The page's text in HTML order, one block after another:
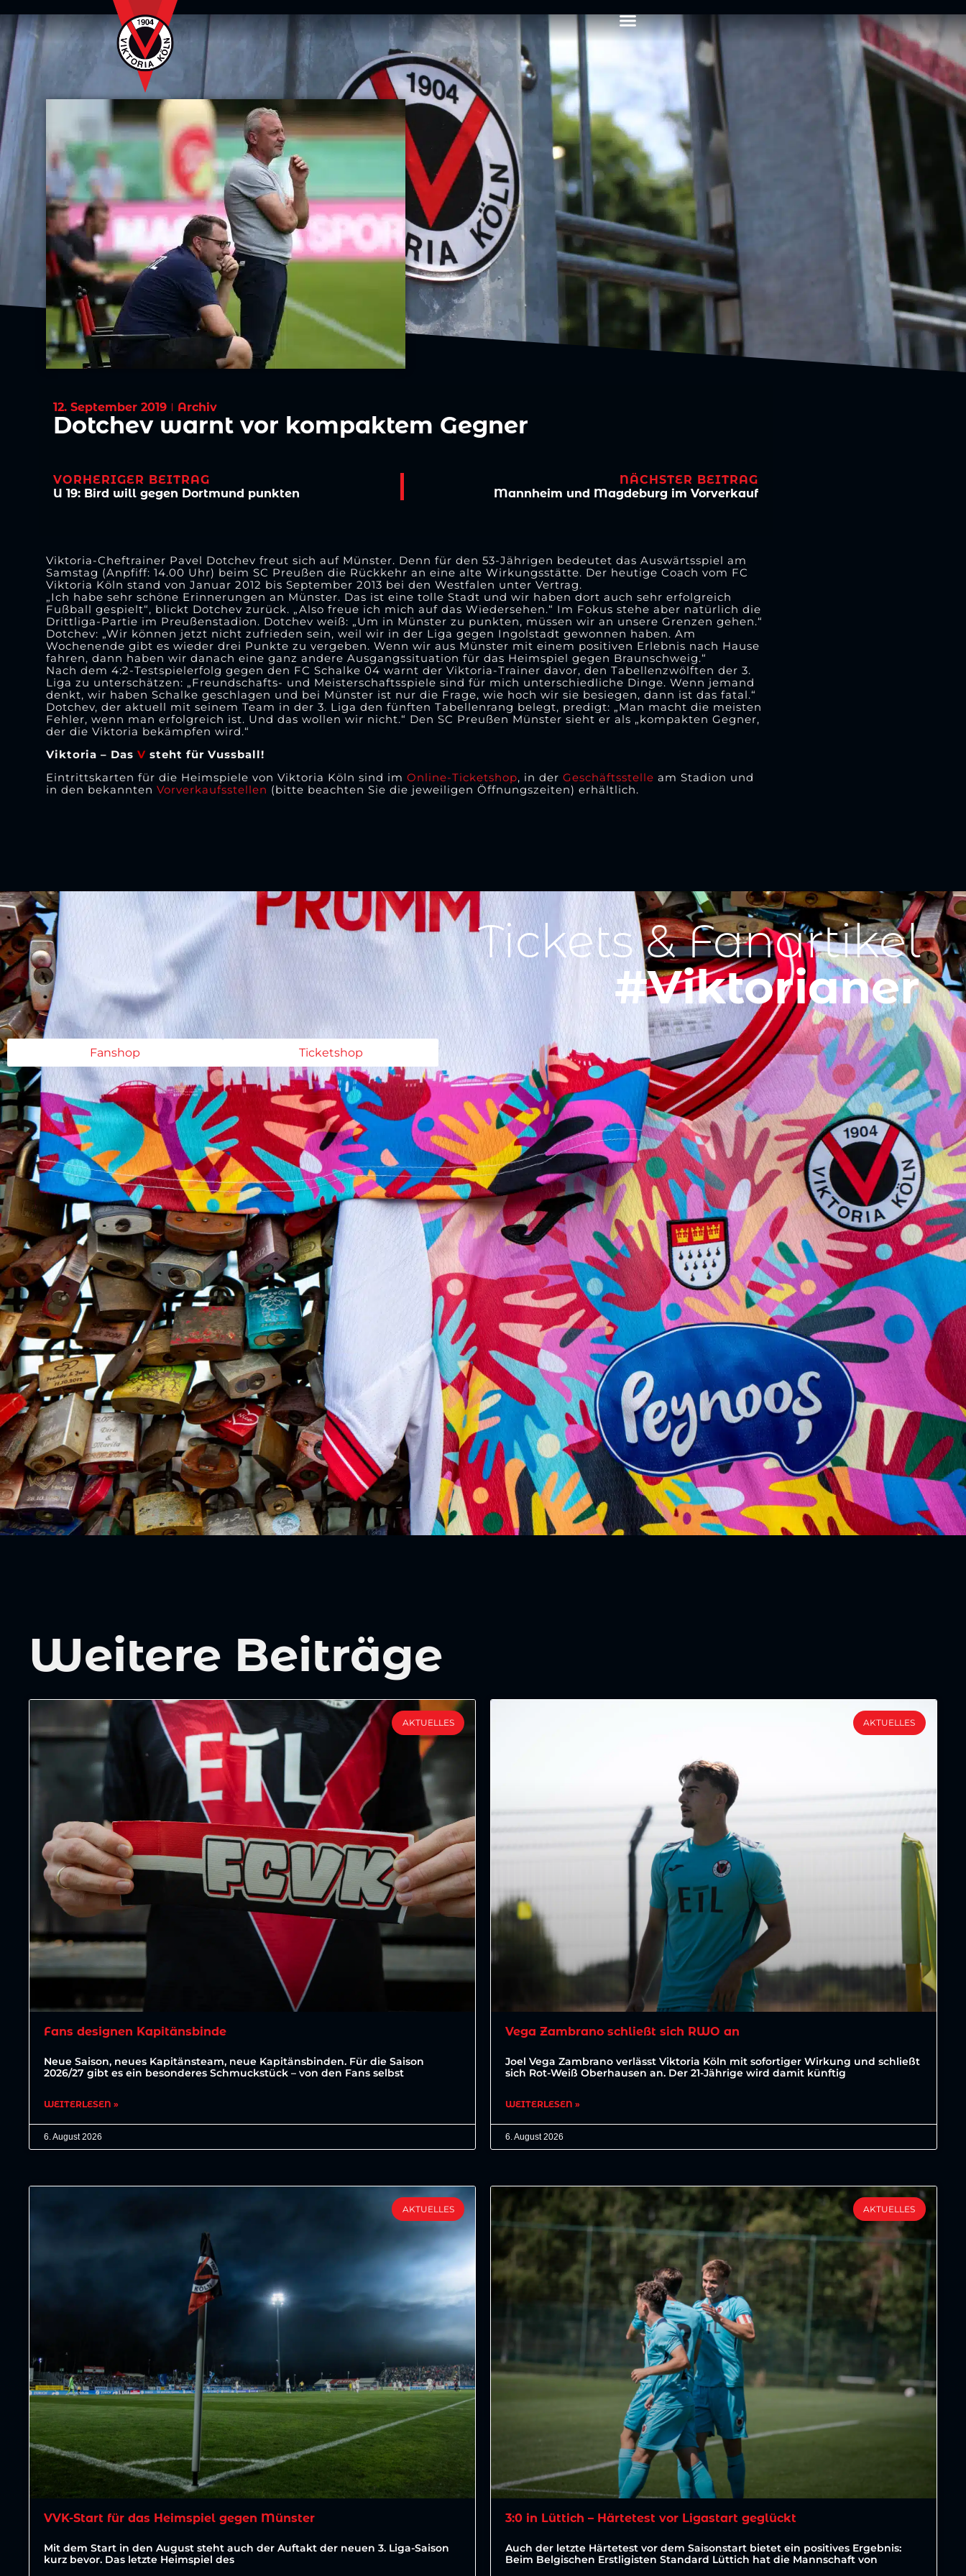
12. September 2019 Archiv
Dotchev warnt vor kompaktem Gegner
VORHERIGER BEITRAG
U 19: Bird will gegen Dortmund punkten
NÄCHSTER BEITRAG
Mannheim und Magdeburg im Vorverkauf
Viktoria-Cheftrainer Pavel Dotchev freut sich auf Münster. Denn für den 53-Jährigen bedeutet das Auswärtsspiel am
Samstag (Anpfiff: 14.00 Uhr) beim SC Preußen die Rückkehr an eine alte Wirkungsstätte. Der heutige Coach vom FC
Viktoria Köln stand von Januar 2012 bis September 2013 bei den Westfalen unter Vertrag.
„Ich habe sehr schöne Erinnerungen an Münster. Das ist eine tolle Stadt und wir haben dort auch sehr erfolgreich
Fußball gespielt“, blickt Dotchev zurück. „Also freue ich mich auf das Wiedersehen.“ Im Fokus stehe aber natürlich die
Drittliga-Partie im Preußenstadion. Dotchev weiß: „Um in Münster zu punkten, müssen wir an unsere Grenzen gehen.“
Dotchev: „Wir können jetzt nicht zufrieden sein, weil wir in der Liga gegen Ingolstadt gewonnen haben. Am
Wochenende gibt es wieder drei Punkte zu vergeben. Wenn wir aus Münster mit einem positiven Erlebnis nach Hause
fahren, dann haben wir danach eine ganz andere Ausgangssituation für das Heimspiel gegen Braunschweig.“
Nach dem 4:2-Testspielerfolg gegen den FC Schalke 04 warnt der Viktoria-Trainer davor, den Tabellenzwölften der 3.
Liga zu unterschätzen: „Freundschafts- und Meisterschaftsspiele sind für mich unterschiedliche Dinge. Wenn jemand
denkt, wir haben Schalke geschlagen und bei Münster ist nur die Frage, wie hoch wir sie besiegen, dann ist das fatal.“
Dotchev, der aktuell mit seinem Team in der 3. Liga den fünften Tabellenrang belegt, predigt: „Man macht die meisten
Fehler, wenn man erfolgreich ist. Und das wollen wir nicht.“ Den SC Preußen Münster sieht er als „kompakten Gegner,
der die Viktoria bekämpfen wird.“
Viktoria – Das V steht für Vussball!
Eintrittskarten für die Heimspiele von Viktoria Köln sind im Online-Ticketshop, in der Geschäftsstelle am Stadion und
in den bekannten Vorverkaufsstellen (bitte beachten Sie die jeweiligen Öffnungszeiten) erhältlich.
Tickets & Fanartikel
#Viktorianer
Fanshop Ticketshop
Weitere Beiträge
AKTUELLES
Fans designen Kapitänsbinde
Neue Saison, neues Kapitänsteam, neue Kapitänsbinden. Für die Saison
2026/27 gibt es ein besonderes Schmuckstück – von den Fans selbst
WEITERLESEN »
6. August 2026
AKTUELLES
Vega Zambrano schließt sich RWO an
Joel Vega Zambrano verlässt Viktoria Köln mit sofortiger Wirkung und schließt
sich Rot-Weiß Oberhausen an. Der 21-Jährige wird damit künftig
WEITERLESEN »
6. August 2026
AKTUELLES
VVK-Start für das Heimspiel gegen Münster
Mit dem Start in den August steht auch der Auftakt der neuen 3. Liga-Saison
kurz bevor. Das letzte Heimspiel des
AKTUELLES
3:0 in Lüttich – Härtetest vor Ligastart geglückt
Auch der letzte Härtetest vor dem Saisonstart bietet ein positives Ergebnis:
Beim Belgischen Erstligisten Standard Lüttich hat die Mannschaft von